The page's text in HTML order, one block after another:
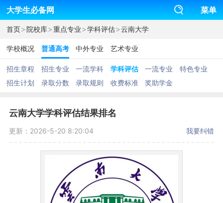
大学生必备网 菜单
首页>院校库>重点专业>学科评估>云南大学
学校概况 普通高考 中外专业 艺术专业
招生章程 招生专业 一流学科 学科评估 一流专业
特色专业
招生计划
录取分数 录取规则 收费标准 奖助学金
云南大学学科评估结果排名
更新：2026-5-20 8:20:04 我要纠错